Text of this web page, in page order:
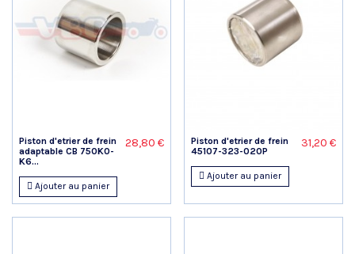
Piston d'etrier de frein
adaptable CB 750K0-
K6...
28,80 €
Ajouter au panier
Piston d'etrier de frein
45107-323-020P
31,20 €
Ajouter au panier